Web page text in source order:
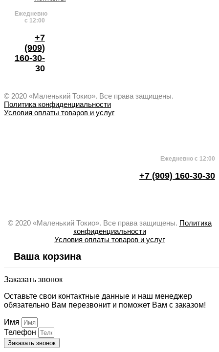
Ежедневно
с 12:00
+7
(909)
160-30-
30
© 2020 «Маленький Токио». Все права защищены.
Политика конфиденциальности
Условия оплаты товаров и услуг
Ежедневно с 12:00
+7 (909) 160-30-30
© 2020 «Маленький Токио». Все права защищены. Политика
конфиденциальности
Условия оплаты товаров и услуг
Ваша корзина
Заказать звонок
Оставьте свои контактные данные и наш менеджер
обязательно Вам перезвонит и поможет Вам с заказом!
Имя
Телефон
Заказать звонок